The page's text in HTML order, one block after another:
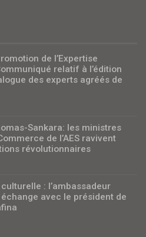
de l’Expertise
relatif à l’édition
des experts agréés de
Sankara: les ministres
de l’AES ravivent
révolutionnaires
: l’ambassadeur
échange avec le président de